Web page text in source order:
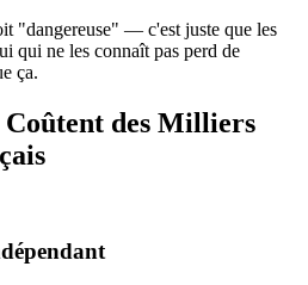
"dangereuse" — c'est juste que les
qui ne les connaît pas perd de
ça.
des Milliers